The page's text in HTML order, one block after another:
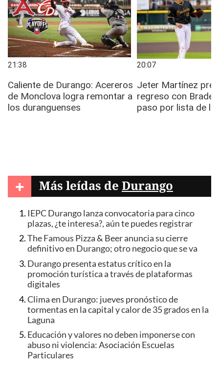
+ Más leídas de Durango
IEPC Durango lanza convocatoria para cinco
plazas, ¿te interesa?, aún te puedes registrar
The Famous Pizza & Beer anuncia su cierre
definitivo en Durango; otro negocio que se va
Durango presenta estatus crítico en la
promoción turística a través de plataformas
digitales
Clima en Durango: jueves pronóstico de
tormentas en la capital y calor de 35 grados en la
Laguna
Educación y valores no deben imponerse con
abuso ni violencia: Asociación Escuelas
Particulares